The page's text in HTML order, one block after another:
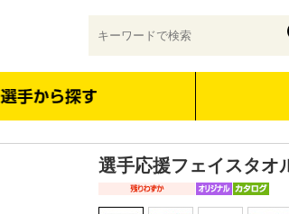
選手応援フェイスタオ